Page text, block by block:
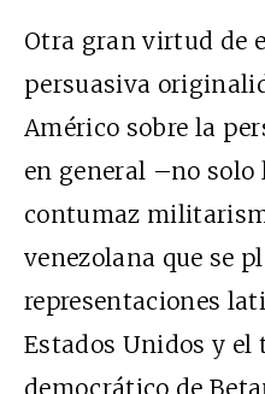
Otra gran virtud de
persuasiva
Américo sobre la
en general –no solo
contumaz
venezolana que se
representaciones
Estados Unidos y el